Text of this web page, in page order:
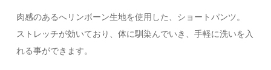
肉感のあるへリンボーン生地を使用した、ショートパンツ。
ストレッチが効いており、体に馴染んでいき、手軽に洗いを入
れる事ができます。